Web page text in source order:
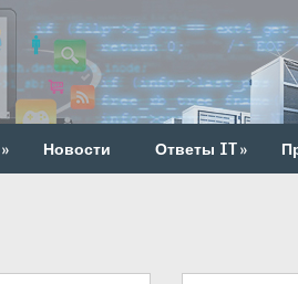
» Новости Ответы IT»